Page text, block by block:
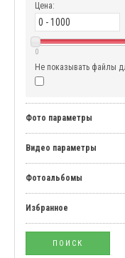
Цена:
0
Не показывать файлы
Фото параметры
Видео параметры
Фотоальбомы
Избранное